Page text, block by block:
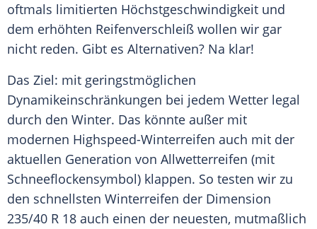
oftmals limitierten Höchstgeschwindigkeit und
dem erhöhten Reifenverschleiß wollen wir gar
nicht reden. Gibt es Alternativen? Na klar!
Das Ziel: mit geringstmöglichen
Dynamikeinschränkungen bei jedem Wetter legal
durch den Winter. Das könnte außer mit
modernen Highspeed-Winterreifen auch mit der
aktuellen Generation von Allwetterreifen (mit
Schneeflockensymbol) klappen. So testen wir zu
den schnellsten Winterreifen der Dimension
235/40 R 18 auch einen der neuesten, mutmaßlich